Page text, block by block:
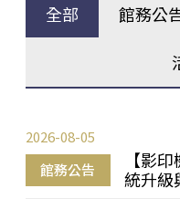
全部 館務公
館務公告
【影
統升級
2026-08-05